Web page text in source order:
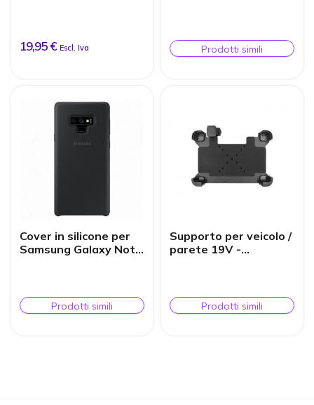
19,95 € Escl. Iva Prodotti simili
Cover in silicone per
Samsung Galaxy Note
Prodotti simili
Supporto per veicolo /
parete 19V -
Prodotti simili